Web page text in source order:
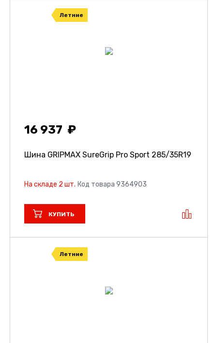
Летние
16 937
Шина GRIPMAX SureGrip Pro Sport 285/35R19
На складе 2 шт. Код товара 9364903
КУПИТЬ
Летние